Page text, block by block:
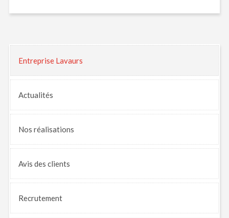
Entreprise Lavaurs
Actualités
Nos réalisations
Avis des clients
Recrutement